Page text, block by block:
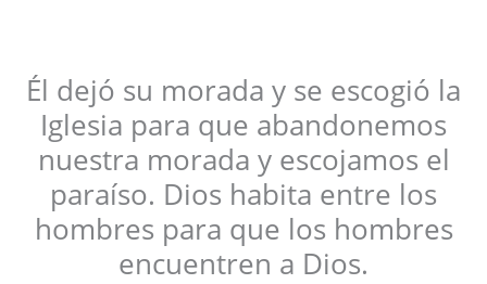
Él dejó su morada y se escogió la
Iglesia para que abandonemos
nuestra morada y escojamos el
paraíso. Dios habita entre los
hombres para que los hombres
encuentren a Dios.